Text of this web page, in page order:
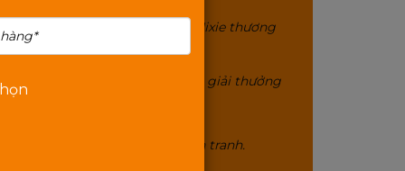
Sản phẩm chính hãng Mixie thương
Chất lượng tuyệt đối 12 giải thưởng
Cam kết giá bán cạnh tranh.